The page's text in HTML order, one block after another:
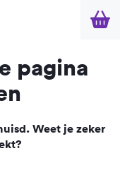
pagina
Weet je zeker